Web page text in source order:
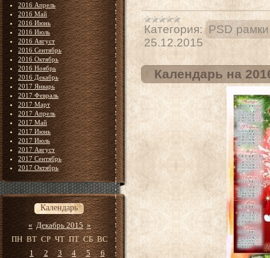
2016 Апрель
2016 Май
2016 Июнь
2016 Июль
2016 Август
2016 Сентябрь
2016 Октябрь
2016 Ноябрь
2016 Декабрь
2017 Январь
2017 Февраль
2017 Март
2017 Апрель
2017 Май
2017 Июнь
2017 Июль
2017 Август
2017 Сентябрь
2017 Октябрь
Календарь
« Декабрь 2015 »
ПН ВТ СР ЧТ ПТ СБ ВС
1
2 3 4 5
6
Категория: PSD
25.12.2015
Календарь на